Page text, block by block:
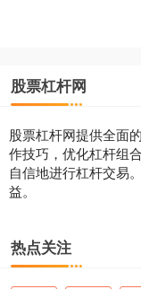
股票杠杆网
股票杠杆网提供全面
作技巧，优化杠杆组
自信地进行杠杆交易
益。
热点关注